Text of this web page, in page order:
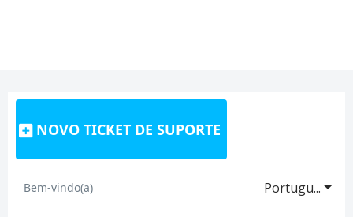
NOVO TICKET DE SUPORTE
Portugu...
Bem-vindo(a)